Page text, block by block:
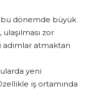
bu dönemde büyük
zor
adımlar atmaktan
yeni
iş ortamında